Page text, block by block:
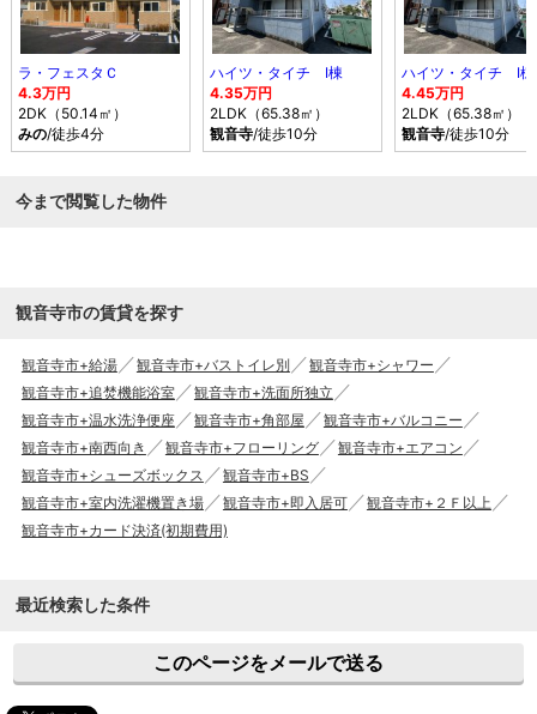
ラ・フェスタＣ
4.3万円
2DK（50.14㎡）
みの/徒歩4分
ハイツ・タイチ Ⅰ棟
4.35万円
2LDK（65.38㎡）
観音寺/徒歩10分
ハイツ・タイチ Ⅰ棟
4.45万円
2LDK（65.38㎡）
観音寺/徒歩10分
今まで閲覧した物件
観音寺市の賃貸を探す
観音寺市+給湯 観音寺市+バストイレ別
観音寺市+シャワー
観音寺市+追焚機能浴室
観音寺市+洗面所独立
観音寺市+温水洗浄便座
観音寺市+角部屋
観音寺市+バルコニー
観音寺市+南西向き
観音寺市+フローリング
観音寺市+エアコン
観音寺市+シューズボックス
観音寺市+BS
観音寺市+室内洗濯機置き場
観音寺市+即入居可
観音寺市+２Ｆ以上
観音寺市+カード決済(初期費用)
最近検索した条件
このページをメールで送る